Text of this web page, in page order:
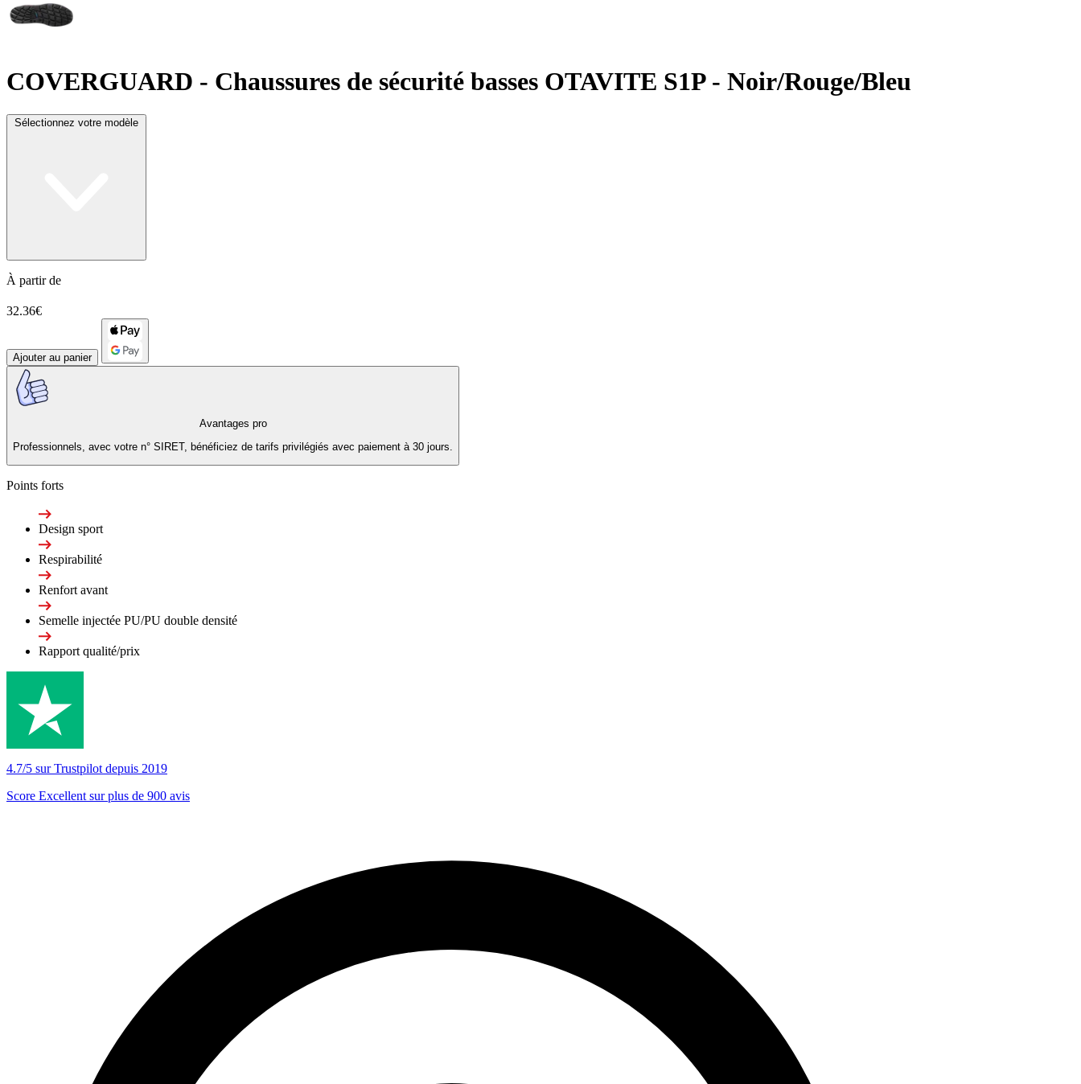
COVERGUARD - Chaussures de sécurité basses OTAVITE S1P - Noir/Rouge/Bleu
Sélectionnez votre modèle
À partir de
32.36€
Ajouter au panier
Avantages pro
Professionnels, avec votre n° SIRET, bénéficiez de tarifs privilégiés avec paiement à 30 jours.
Points forts
Design sport
Respirabilité
Renfort avant
Semelle injectée PU/PU double densité
Rapport qualité/prix
4.7/5 sur Trustpilot depuis 2019
Score Excellent sur plus de 900 avis